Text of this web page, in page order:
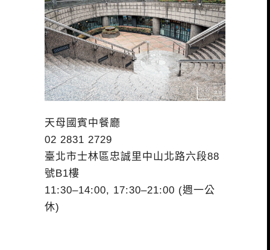
天母國賓中餐廳
02 2831 2729
臺北市士林區忠誠里中山北路六段88
號B1樓
11:30–14:00, 17:30–21:00 (週一公
休)